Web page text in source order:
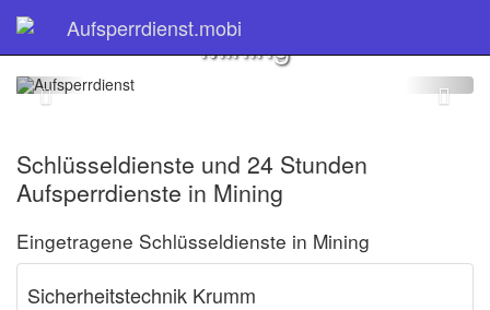
Aufsperrdienst.mobi
Schlüsseldienst
Mining
Schlüsseldienste und 24 Stunden
Aufsperrdienste in Mining
Eingetragene Schlüsseldienste in Mining
Sicherheitstechnik Krumm